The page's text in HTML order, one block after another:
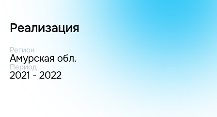
Реализация
Регион
Амурская обл.
Период
2021 - 2022